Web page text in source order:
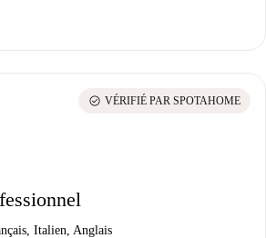
Italien, Anglais
check_circle VÉRIFIÉ PAR SPOTAHOME